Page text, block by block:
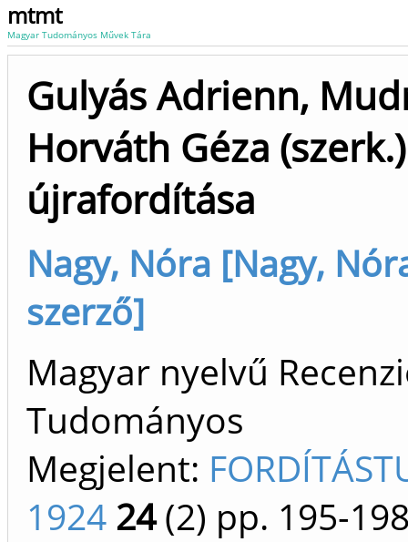
mtmt
Magyar Tudományos Művek Tára
Gulyás Adrienn,
Horváth Géza
újrafordítása
Nagy, Nóra [Nagy,
szerző]
Magyar nyelvű
Tudományos
Megjelent:
1924 24(2) pp. 195-